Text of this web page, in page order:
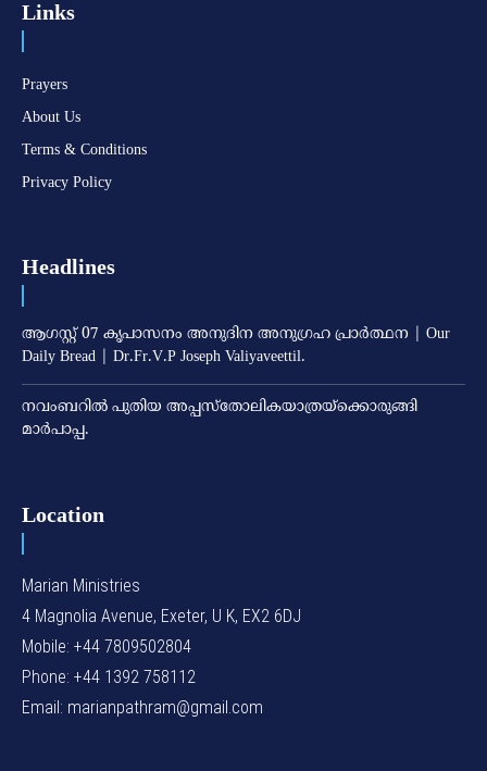
Links
Prayers
About Us
Terms & Conditions
Privacy Policy
Headlines
ആഗസ്റ്റ് 07 കൃപാസനം അനുദിന അനുഗ്രഹ പ്രാർത്ഥന | Our
Daily Bread | Dr.Fr.V.P Joseph Valiyaveettil.
നവംബറില്‍ പുതിയ അപ്പസ്‌തോലികയാത്രയ്‌ക്കൊരുങ്ങി
മാര്‍പാപ്പ.
Location
Marian Ministries
4 Magnolia Avenue, Exeter, U K, EX2 6DJ
Mobile: +44 7809502804
Phone: +44 1392 758112
Email: marianpathram@gmail.com